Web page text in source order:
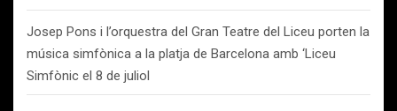
Josep Pons i l’orquestra del Gran Teatre del Liceu porten la
música simfònica a la platja de Barcelona amb ‘Liceu
Simfònic el 8 de juliol